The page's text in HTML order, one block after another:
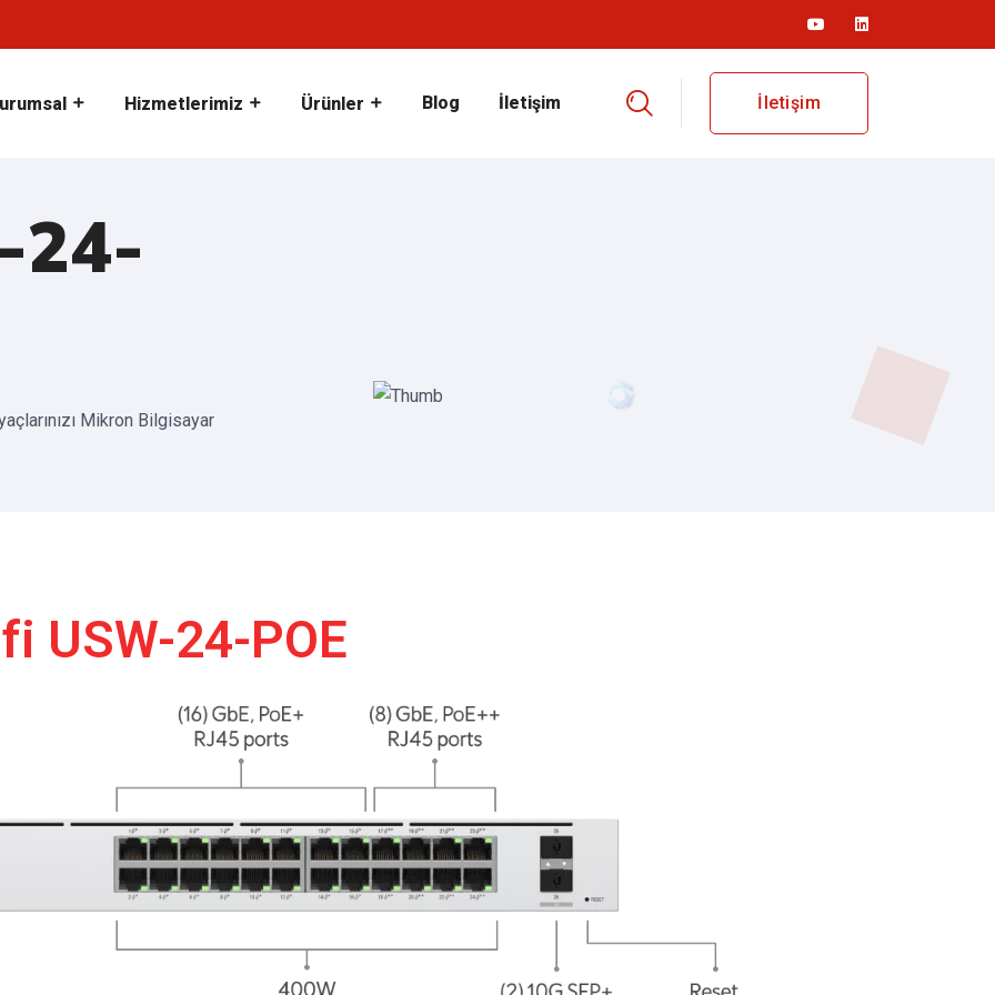
Hizmetlerimiz Ürünler Blog İletişim İletişim
24-
Mikron Bilgisayar
USW-24-POE